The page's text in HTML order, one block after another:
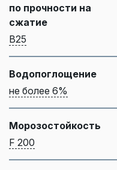
по прочности на
сжатие
B25
Водопоглощение
не более 6%
Морозостойкость
F 200